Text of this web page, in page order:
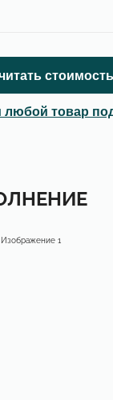
стоимость
товар под